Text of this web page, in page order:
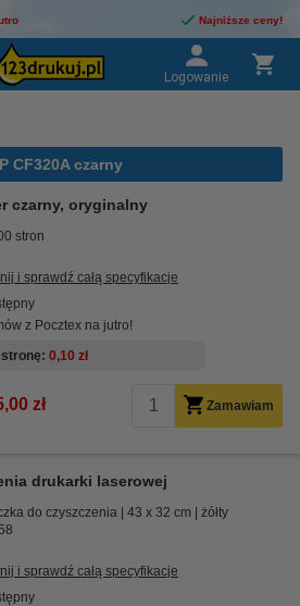
Najniższe ceny!
Logowanie
CF320A czarny
czarny, oryginalny
stron
i sprawdź całą specyfikacje
z Pocztex na jutro!
0,10 zł
zł Zamawiam
drukarki laserowej
do czyszczenia 43 x 32 cm
żółty
i sprawdź całą specyfikacje